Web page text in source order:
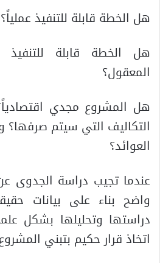
هل الخطة قابلة للتنفيذ عملياً؟
هل الخطة قابلة
المعقول؟
هل المشروع مجدي
التكاليف التي سيتم
العوائد؟
عندما تجيب دراسة الجدوى
واضح بناء على بيانات
دراستها وتحليلها بشكل
اتخاذ قرار حكيم بتبني